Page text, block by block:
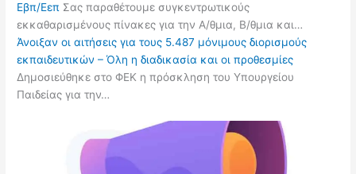
Εβπ/Εεπ Σας παραθέτουμε συγκεντρωτικούς
εκκαθαρισμένους πίνακες για την Α/θμια, Β/θμια και…
Άνοιξαν οι αιτήσεις για τους 5.487 μόνιμους διορισμούς
εκπαιδευτικών – Όλη η διαδικασία και οι προθεσμίες
Δημοσιεύθηκε στο ΦΕΚ η πρόσκληση του Υπουργείου
Παιδείας για την…